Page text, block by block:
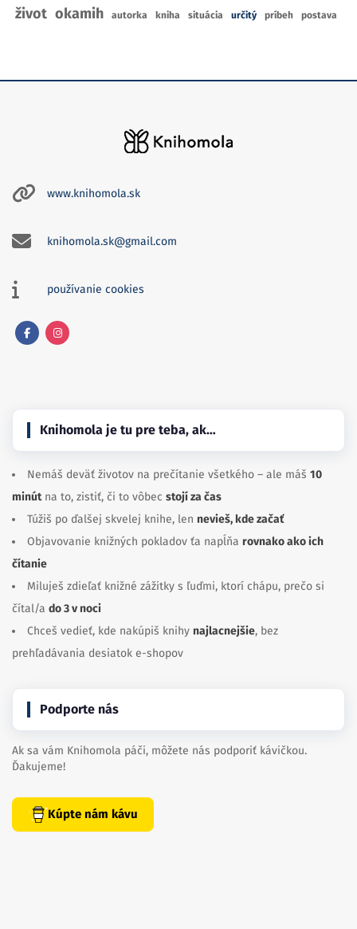
život okamih autorka kniha situácia určitý príbeh postava
www.knihomola.sk
knihomola.sk@gmail.com
používanie cookies
Knihomola je tu pre teba, ak…
Nemáš deväť životov na prečítanie všetkého – ale máš 10
minútna to, zistiť, či to vôbec stojí za čas
Túžiš po ďalšej skvelej knihe, len nevieš, kde začať
Objavovanie knižných pokladov ťa napĺňa rovnako ako ich
čítanie
Miluješ zdieľať knižné zážitky s ľuďmi, ktorí chápu, prečo si
čítal/a do 3 v noci
Chceš vedieť, kde nakúpiš knihy najlacnejšie, bez
prehľadávania desiatok e-shopov
Podporte nás
Ak sa vám Knihomola páči, môžete nás podporiť kávičkou.
Ďakujeme!
Kúpte nám kávu